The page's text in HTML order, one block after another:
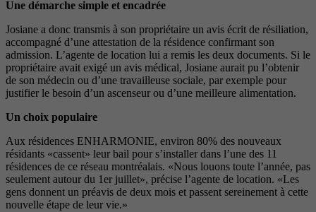
Une démarche simple et encadrée
Josiane a donc transmis à son propriétaire un avis écrit de résiliation,
accompagné d’une attestation de la résidence confirmant son
admission. L’agente de location lui a remis les deux documents. Si le
propriétaire avait exigé un avis médical, Josiane aurait pu l’obtenir
de son médecin ou d’une travailleuse sociale, par exemple pour
justifier le besoin d’un ascenseur ou d’une meilleure alimentation.
Un choix populaire
Aux résidences ENHARMONIE, environ 80% des nouveaux
résidants «cassent» leur bail pour s’installer dans l’une des 11
résidences de ce réseau montréalais. «Nous louons toute l’année, pas
seulement autour du 1er juillet», précise l’agente de location. «Les
gens donnent un préavis de deux mois et passent sereinement à cette
nouvelle étape de leur vie.»